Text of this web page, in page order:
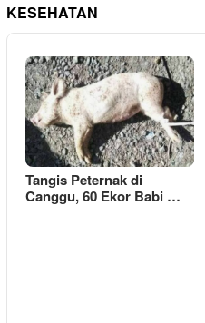
KESEHATAN
Tangis Peternak di
Canggu, 60 Ekor Babi …